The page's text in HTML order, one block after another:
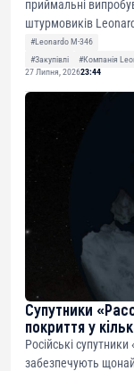
приймальні
штурмовиків
#Leonardo M-346
#Закупівлі
#Компанія
27 Липня, 202623:44
Супутники
покриття у
Російські
забезпечують